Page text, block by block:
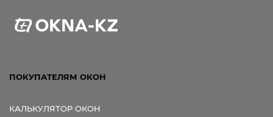
ПОКУПАТЕЛЯМ ОКОН
КАЛЬКУЛЯТОР ОКОН